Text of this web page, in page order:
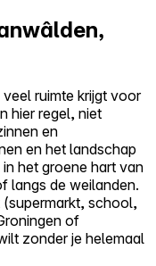
ruimte krijgt voor
hier regel, niet
en
en het landschap
het groene hart van
langs de weilanden.
school,
of
zonder je helemaal